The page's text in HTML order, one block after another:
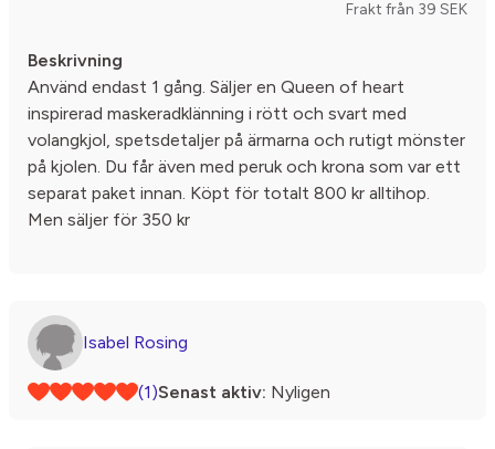
Frakt från 39 SEK
Beskrivning
Använd endast 1 gång. Säljer en Queen of heart
inspirerad maskeradklänning i rött och svart med
volangkjol, spetsdetaljer på ärmarna och rutigt mönster
på kjolen. Du får även med peruk och krona som var ett
separat paket innan. Köpt för totalt 800 kr alltihop.
Men säljer för 350 kr
Isabel Rosing
(1)Senast aktiv: Nyligen